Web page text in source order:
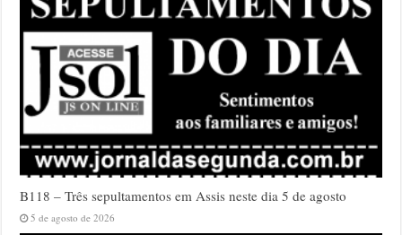
B118 – Três sepultamentos em Assis neste dia 5 de agosto
5 de agosto de 2026